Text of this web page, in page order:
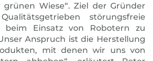
grünen Wiese“. Ziel der Gründer
störungsfreie
beim Einsatz von Robotern zu
Anspruch ist die Herstellung
mit denen wir uns von